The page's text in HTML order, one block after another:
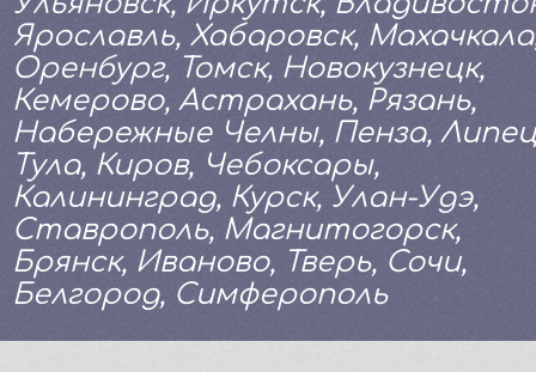
Ярославль, Хабаровск,
Оренбург, Томск, Новокузнецк,
Кемерово, Астрахань, Рязань,
Набережные Челны, Пенза,
Тула, Киров, Чебоксары,
Калининград, Курск, Улан-Удэ,
Ставрополь, Магнитогорск,
Брянск, Иваново, Тверь, Сочи,
Белгород, Симферополь